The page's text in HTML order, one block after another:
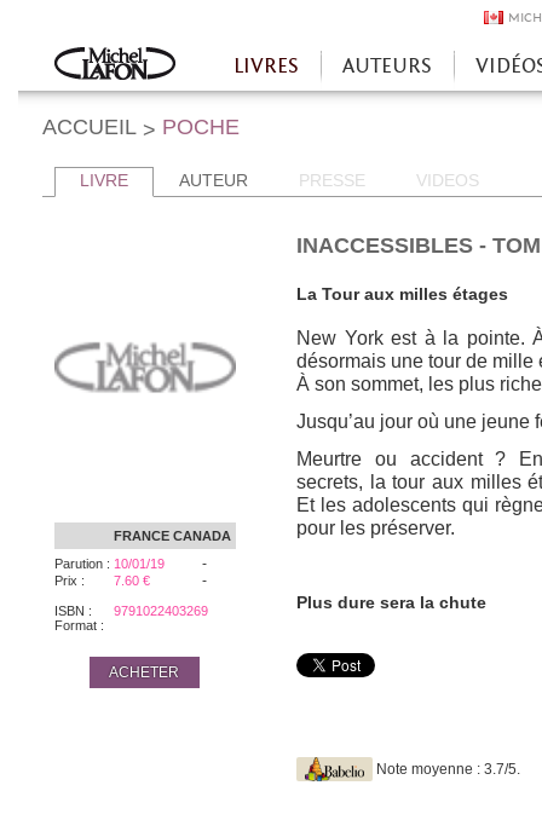
Accueil
LIVRES AUTEURS
ACCUEIL > POCHE
LIVRE AUTEUR PRESSE VIDEOS
FRANCE CANADA
Parution : 10/01/19 -
Prix : 7.60 € -
ISBN :
9791022403269
Format :
ACHETER
INACCESSIBLES -
La Tour aux milles étages
New York est à la pointe.
désormais une tour de mille
À son sommet, les plus
Jusqu’au jour où une
Meurtre ou accident ?
secrets, la tour aux milles
Et les adolescents qui
pour les préserver.
Plus dure sera la chute
Note moyenne : 3.7/5.